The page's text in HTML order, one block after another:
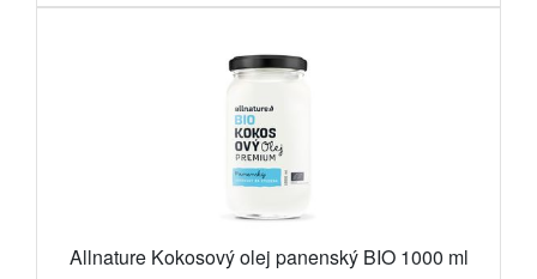
Allnature Kokosový olej panenský BIO 1000 ml